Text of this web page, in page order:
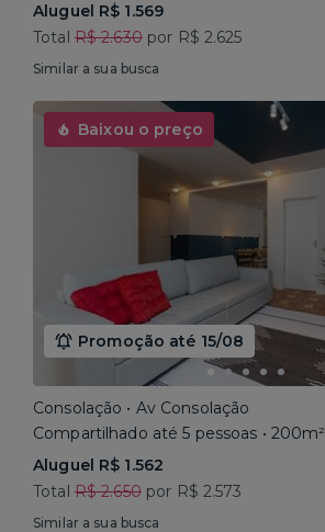
Aluguel R$ 1.569
Total R$ 2.630por R$ 2.625
Similar a sua busca
Baixou o preço
Promoção até 15/08
Consolação • Av Consolação
Compartilhado até 5 pessoas • 200m²
Aluguel R$ 1.562
Total R$ 2.650por R$ 2.573
Similar a sua busca